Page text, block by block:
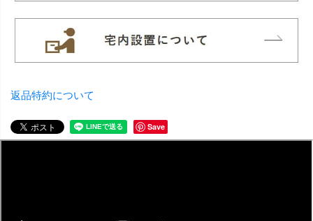
返品特約について
Save